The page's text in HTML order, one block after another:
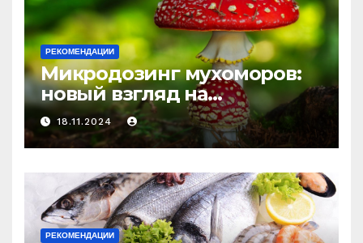
РЕКОМЕНДАЦИИ
Микродозинг мухоморов:
новый взгляд на
психоделику
18.11.2024
РЕКОМЕНДАЦИИ